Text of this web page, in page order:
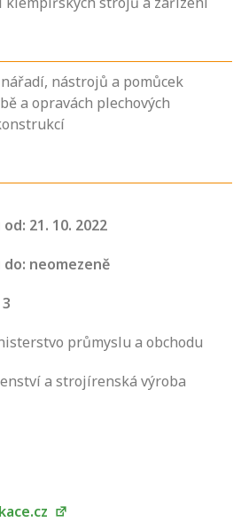
nástrojů a pomůcek
a opravách plechových
21. 10. 2022
neomezeně
průmyslu a obchodu
a strojírenská výroba
musíte pro danou